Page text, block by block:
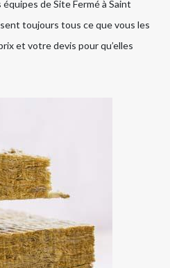
de Site Fermé à Saint
toujours tous ce que vous les
et votre devis pour qu’elles